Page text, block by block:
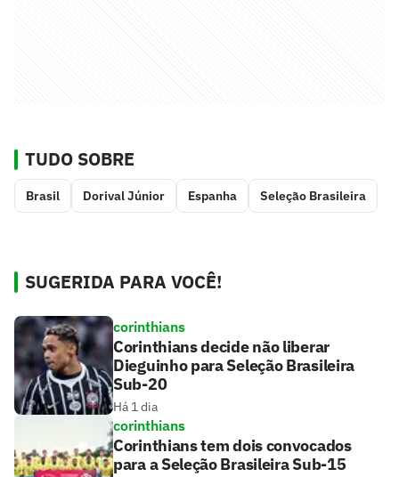
TUDO SOBRE
Brasil Dorival Júnior Espanha Seleção Brasileira
SUGERIDA PARA VOCÊ!
corinthians
Corinthians decide não liberar
Dieguinho para Seleção Brasileira
Sub-20
Há 1 dia
corinthians
Corinthians tem dois convocados
para a Seleção Brasileira Sub-15